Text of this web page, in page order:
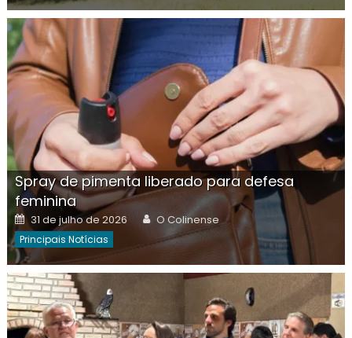
Spray de pimenta liberado para defesa
feminina
Posted
on
31 de julho de 2026 Author
O Colinense
Principais Notícias